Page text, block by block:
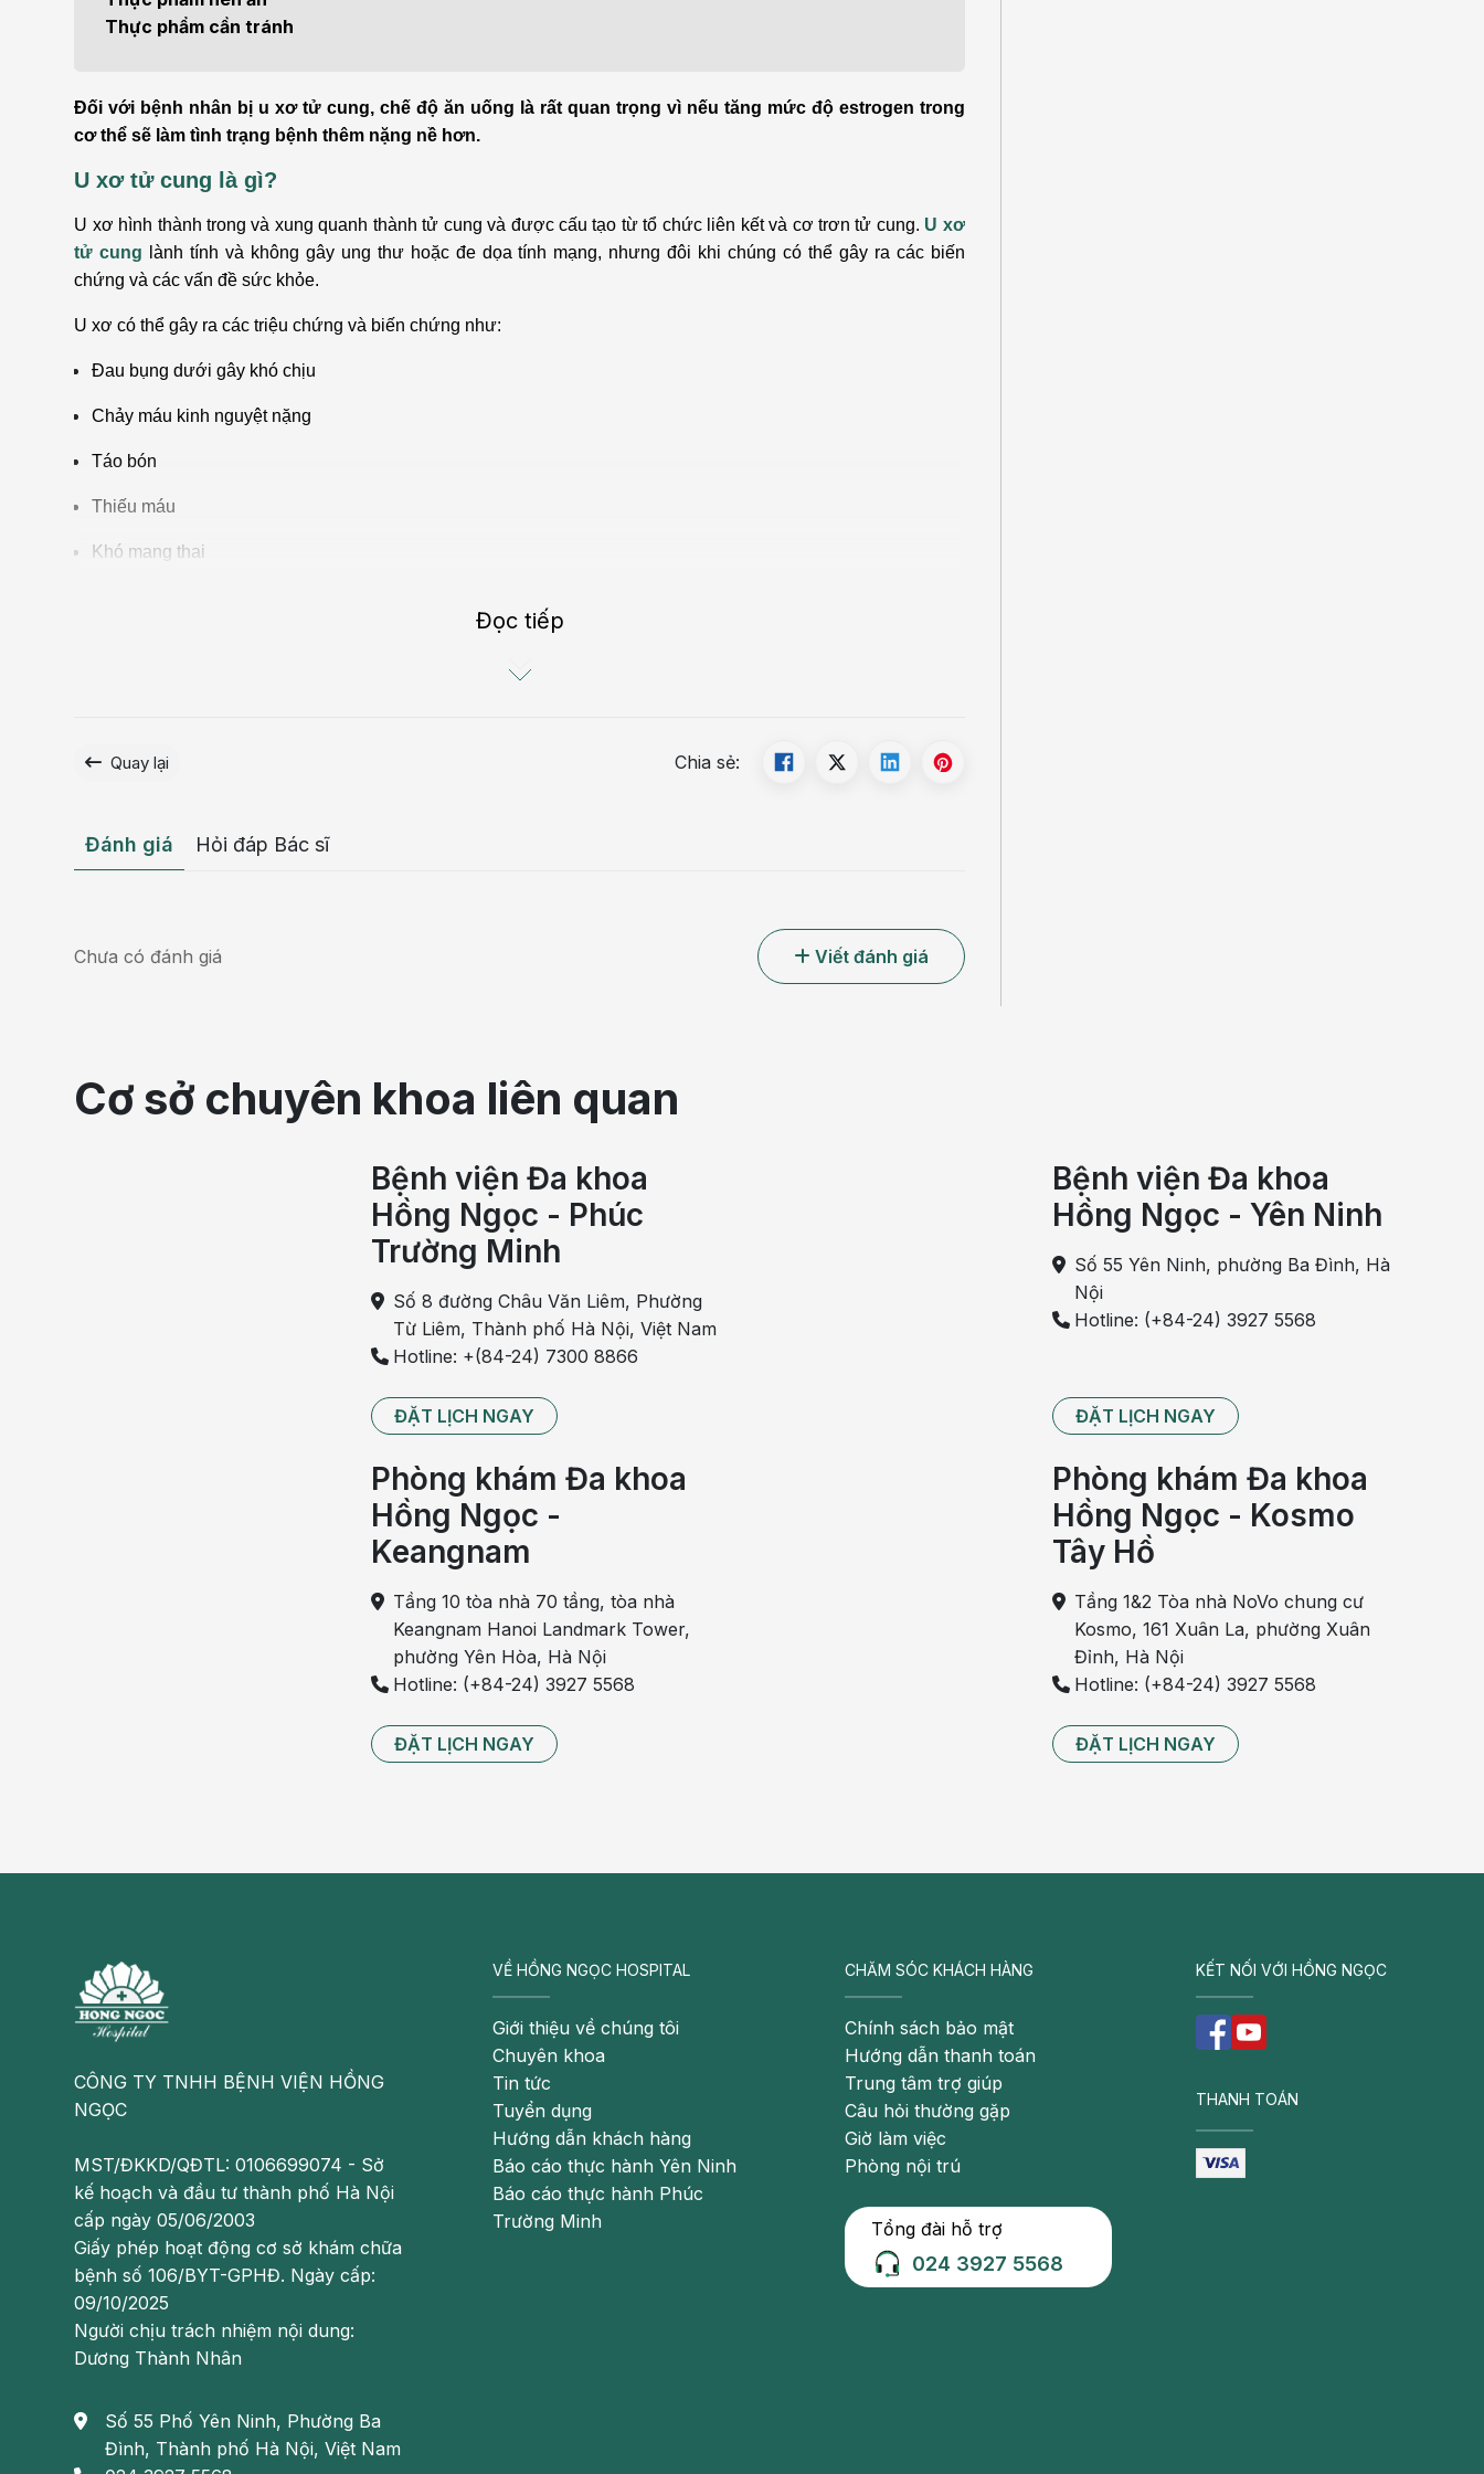
Tiêu hóa - Gan - Mật
cực
Thận - Tiết niệu
Chấn thương chỉnh hình
Ngoại khoa
Nam học
Thực phẩm cần tránh
Đối với bệnh nhân bị u xơ tử cung, chế độ ăn uống là rất quan trọng vì nếu tăng mức độ estrogen trong
cơ thể sẽ làm tình trạng bệnh thêm nặng nề hơn.
U xơ tử cung là gì?
U xơ hình thành trong và xung quanh thành tử cung và được cấu tạo từ tổ chức liên kết và cơ trơn tử cung. U xơ
tử cung lành tính và không gây ung thư hoặc đe dọa tính mạng, nhưng đôi khi chúng có thể gây ra các biến
chứng và các vấn đề sức khỏe.
U xơ có thể gây ra các triệu chứng và biến chứng như:
Đau bụng dưới gây khó chịu
Chảy máu kinh nguyệt nặng
Táo bón
Thiếu máu
Khó mang thai
35 - 50 tuổi. Trong hầu hết các trường hợp, bác sĩ sẽ chỉ định điều trị bằng thuốc hoặc phẫu thuật.
U xơ tử cung
là một số loại thực phẩm có thể giúp làm chậm sự phát triển của u xơ.
Thực phẩm giàu chất xơ hỗ trợ giảm cân và cân bằng nội tiết tố. Chúng cũng giúp giữ lượng đường trong máu ổn
định. Vì những lý do này, chất xơ có thể giúp ngăn ngừa và làm chậm sự phát triển của u xơ. Thêm các loại thực
phẩm này vào chế độ ăn uống của bạn:
Rau xanh đậm như súp lơ, cải bó xôi, rau ngót, rau cải...
Bánh mì ngũ cốc nguyên hạt và mì ống
Kali giúp chống lại tác dụng của muối giúp cân bằng huyết áp. Do đó hãy thêm các thực phẩm giàu kali vào chế
độ ăn uống hàng ngày của bạn:
Đọc tiếp
Quay lại Chia sẻ:
Đánh giá Hỏi đáp Bác sĩ
Chưa có đánh giá Viết đánh giá
Cơ sở chuyên khoa liên quan
Bệnh viện Đa khoa
Hồng Ngọc - Phúc
Trường Minh
Số 8 đường Châu Văn Liêm, Phường
Từ Liêm, Thành phố Hà Nội, Việt Nam
Hotline: +(84-24) 7300 8866
ĐẶT LỊCH NGAY
Bệnh viện Đa khoa
Hồng Ngọc - Yên Ninh
Số 55 Yên Ninh, phường Ba Đình, Hà
Nội
Hotline: (+84-24) 3927 5568
ĐẶT LỊCH NGAY
Phòng khám Đa khoa
Hồng Ngọc -
Keangnam
Tầng 10 tòa nhà 70 tầng, tòa nhà
Keangnam Hanoi Landmark Tower,
phường Yên Hòa, Hà Nội
Hotline: (+84-24) 3927 5568
ĐẶT LỊCH NGAY
Phòng khám Đa khoa
Hồng Ngọc - Kosmo
Tây Hồ
Tầng 1&2 Tòa nhà NoVo chung cư
Kosmo, 161 Xuân La, phường Xuân
Đỉnh, Hà Nội
Hotline: (+84-24) 3927 5568
ĐẶT LỊCH NGAY
CÔNG TY TNHH BỆNH VIỆN HỒNG
NGỌC
MST/ĐKKD/QĐTL: 0106699074 - Sở
kế hoạch và đầu tư thành phố Hà Nội
cấp ngày 05/06/2003
Giấy phép hoạt động cơ sở khám chữa
bệnh số 106/BYT-GPHĐ. Ngày cấp:
09/10/2025
Người chịu trách nhiệm nội dung:
Dương Thành Nhân
Số 55 Phố Yên Ninh, Phường Ba
Đình, Thành phố Hà Nội, Việt Nam
VỀ HỒNG NGỌC HOSPITAL
Giới thiệu về chúng tôi
Chuyên khoa
Tin tức
Tuyển dụng
Hướng dẫn khách hàng
Báo cáo thực hành Yên Ninh
Báo cáo thực hành Phúc
Trường Minh
CHĂM SÓC KHÁCH HÀNG
Chính sách bảo mật
Hướng dẫn thanh toán
Trung tâm trợ giúp
Câu hỏi thường gặp
Giờ làm việc
Phòng nội trú
Tổng đài hỗ trợ
024 3927 5568
KẾT NỐI VỚI HỒNG NGỌC
THANH TOÁN